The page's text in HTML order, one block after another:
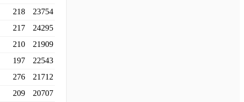
218
23754
217
24295
210
21909
197
22543
276
21712
209
20707